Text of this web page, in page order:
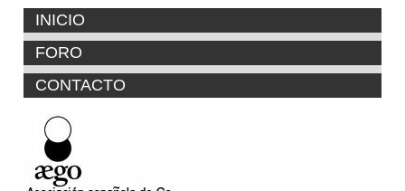
INICIO
FORO
CONTACTO